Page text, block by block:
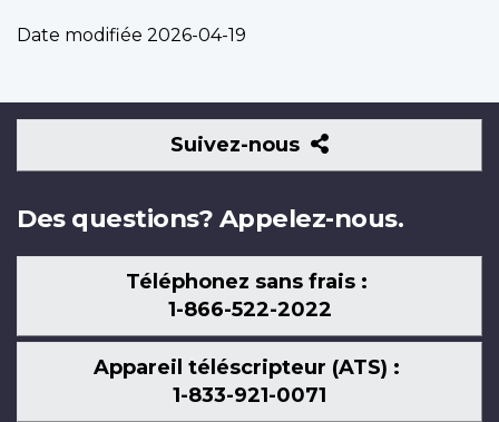
Date modifiée 2026-04-19
Suivez-nous
Suivez-
nous
Des questions? Appelez-nous.
Téléphonez sans frais :
1-866-522-2022
Appareil téléscripteur (ATS) :
1-833-921-0071